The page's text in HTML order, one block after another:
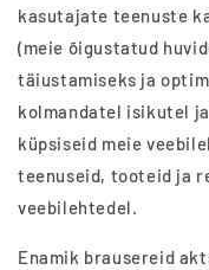
kasutajate teenuste
(meie õigustatud
täiustamiseks ja
kolmandatel isikutel
küpsiseid meie
teenuseid, tooteid ja
veebilehtedel.
Enamik brausereid